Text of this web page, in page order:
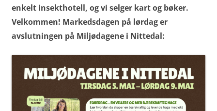
enkelt insekthotell, og vi selger kart og bøker.
Velkommen! Markedsdagen på lørdag er
avslutningen på Miljødagene i Nittedal: